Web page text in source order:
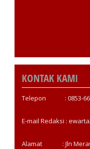
KONTAK KAMI
Telepon : 0853-
E-mail Redaksi :
Alamat : Jln